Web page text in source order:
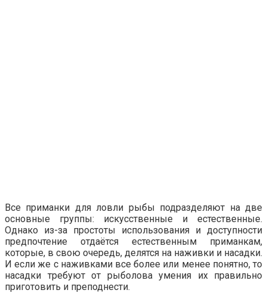
Все приманки для ловли рыбы подразделяют на две
основные группы: искусственные и естественные.
Однако из-за простоты использования и доступности
предпочтение отдаётся естественным приманкам,
которые, в свою очередь, делятся на наживки и насадки.
И если же с наживками все более или менее понятно, то
насадки требуют от рыболова умения их правильно
приготовить и преподнести.